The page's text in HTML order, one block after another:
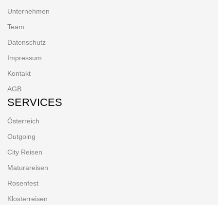
Unternehmen
Team
Datenschutz
Impressum
Kontakt
AGB
SERVICES
Österreich
Outgoing
City Reisen
Maturareisen
Rosenfest
Klosterreisen